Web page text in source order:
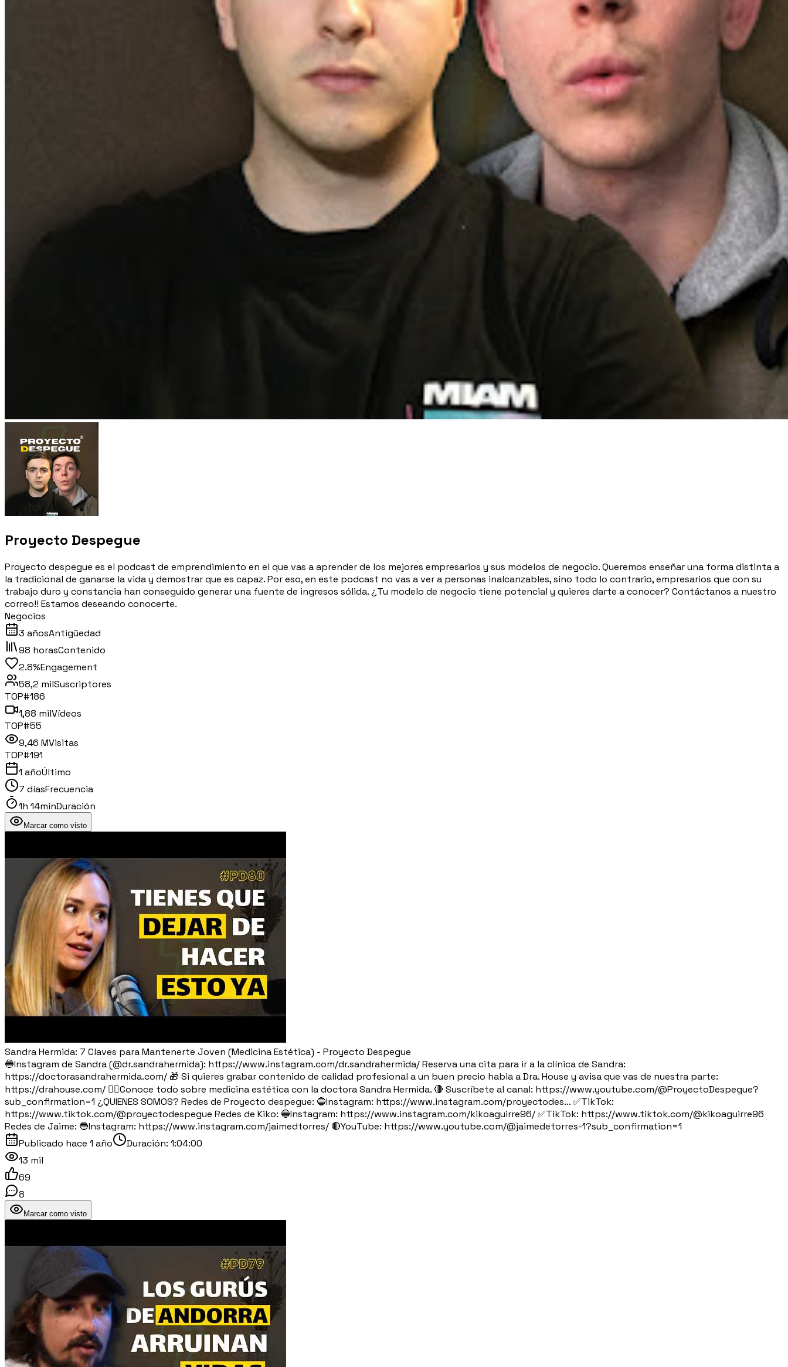
Proyecto Despegue
Proyecto despegue es el podcast de emprendimiento en el que vas a aprender de los mejores empresarios y sus modelos de negocio. Queremos enseñar una forma distinta a
la tradicional de ganarse la vida y demostrar que es capaz. Por eso, en este podcast no vas a ver a personas inalcanzables, sino todo lo contrario, empresarios que con su
trabajo duro y constancia han conseguido generar una fuente de ingresos sólida. ¿Tu modelo de negocio tiene potencial y quieres darte a conocer? Contáctanos a nuestro
correo!! Estamos deseando conocerte.
Negocios
3 añosAntigüedad
98 horasContenido
2.8%Engagement
58,2 milSuscriptores
TOP#186
1,88 milVídeos
TOP#55
9,46 MVisitas
TOP#191
1 añoÚltimo
7 díasFrecuencia
1h 14minDuración
Marcar como visto
Sandra Hermida: 7 Claves para Mantenerte Joven (Medicina Estética) - Proyecto Despegue
🔵Instagram de Sandra (@dr.sandrahermida): https://www.instagram.com/dr.sandrahermida/ Reserva una cita para ir a la clínica de Sandra:
https://doctorasandrahermida.com/ 🎁 Si quieres grabar contenido de calidad profesional a un buen precio habla a Dra. House y avisa que vas de nuestra parte:
https://drahouse.com/ 👉🏽Conoce todo sobre medicina estética con la doctora Sandra Hermida. 🔴 Suscríbete al canal: https://www.youtube.com/@ProyectoDespegue?
sub_confirmation=1 ¿QUIENES SOMOS? Redes de Proyecto despegue: 🔵Instagram: https://www.instagram.com/proyectodes... ✅TikTok:
https://www.tiktok.com/@proyectodespegue Redes de Kiko: 🔵Instagram: https://www.instagram.com/kikoaguirre96/ ✅TikTok: https://www.tiktok.com/@kikoaguirre96
Redes de Jaime: 🔵Instagram: https://www.instagram.com/jaimedtorres/ 🔴YouTube: https://www.youtube.com/@jaimedetorres-1?sub_confirmation=1
Publicado hace 1 año Duración: 1:04:00
13 mil
69
8
Marcar como visto